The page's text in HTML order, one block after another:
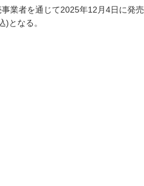
業者を通じて2025年12月4日に発売
となる。